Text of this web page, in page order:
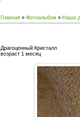
Главная » Фотоальбом » Наши
Драгоценный Кристалл
возраст 1 месяц